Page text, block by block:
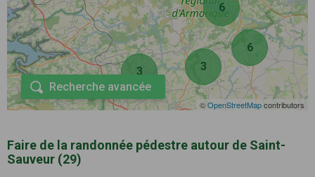
3 3
6
6
©OpenStreetMapcontributors
Recherche avancée
Faire de la randonnée pédestre autour de Saint-
Sauveur (29)